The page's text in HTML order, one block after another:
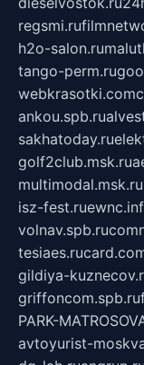
regsmi.ru
h2o-salon.ru
tango-perm.ru
webkrasotki.com
ankou.spb.ru
sakhatoday.ru
golf2club.msk.ru
multimodal.msk.ru
isz-fest.ru
volnav.spb.ru
tesiaes.ru
gildiya-
griffoncom.spb.ru
PARK-
avtoyurist-